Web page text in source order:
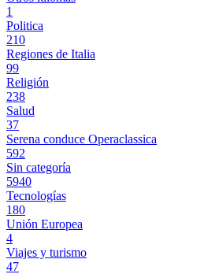
1
Politica
210
Regiones de Italia
99
Religión
238
Salud
37
Serena conduce Operaclassica
592
Sin categoría
5940
Tecnologías
180
Unión Europea
4
Viajes y turismo
47